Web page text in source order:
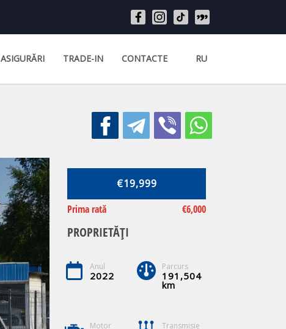
ASIGURĂRI TRADE-IN CONTACTE RU
€19,999
Prima rată
€6,000
PROPRIETĂȚI
Anul
2022
Parcurs
191,504
km
Motor Transmisie